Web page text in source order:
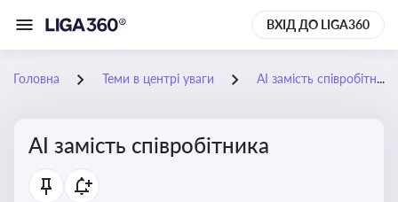
ВХІД ДО LIGA360
Головна Теми в центрі уваги АІ замість співробітника
АІ замість співробітника